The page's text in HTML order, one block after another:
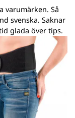
varumärken. Så
svenska. Saknar
glada över tips.